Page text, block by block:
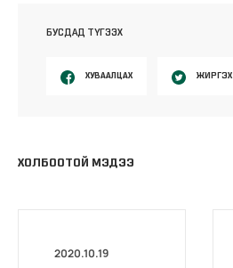
БУСДАД ТҮГЭЭХ
ХУВААЛЦАХ ЖИРГЭХ
ХОЛБООТОЙ МЭДЭЭ
2020.10.19